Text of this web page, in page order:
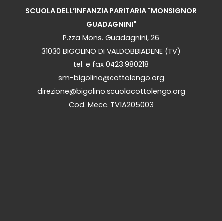
SCUOLA DELL’INFANZIA PARITARIA "MONSIGNOR
GUADAGNINI"
P.zza Mons. Guadagnini, 26
31030 BIGOLINO DI VALDOBBIADENE (TV)
tel. e fax 0423.980218
sm-bigolino@cottolengo.org
direzione@bigolino.scuolacottolengo.org
Cod. Mecc. TV1A205003